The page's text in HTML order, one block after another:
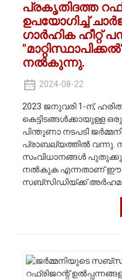
പ്രകൃതിദത്ത
ഉപയോഗിച്ച്
ഗാർഹിക ഹീറ്റ്
നൽകുന്നു.
2024-08-22
2023 ജനുവരി 1-ന്,
കെട്ടിടങ്ങൾക്കായുള്ള
പിന്തുണാ നടപടി
പ്രാബല്യത്തിൽ വന്നു.
സംവിധാനങ്ങൾ
നൽകുക എന്നതാണ് ഈ
സബ്‌സിഡിയ്ക്ക്